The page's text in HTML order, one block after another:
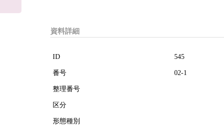
資料詳細
ID 545
番号 02-1
整理番号
区分
形態種別